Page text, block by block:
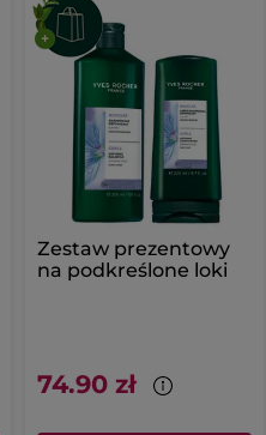
Zestaw prezentowy
na podkreślone loki
74.90 zł